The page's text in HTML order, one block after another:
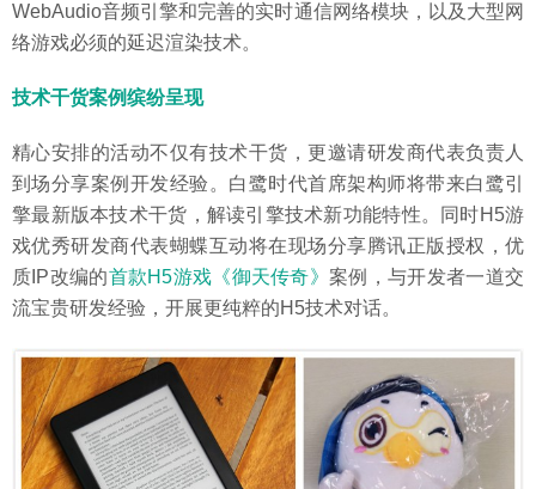
WebAudio音频引擎和完善的实时通信网络模块，以及大型网
络游戏必须的延迟渲染技术。
技术干货案例缤纷呈现
精心安排的活动不仅有技术干货，更邀请研发商代表负责人
到场分享案例开发经验。白鹭时代首席架构师将带来白鹭引
擎最新版本技术干货，解读引擎技术新功能特性。同时H5游
戏优秀研发商代表蝴蝶互动将在现场分享腾讯正版授权，优
质IP改编的首款H5游戏《御天传奇》案例，与开发者一道交
流宝贵研发经验，开展更纯粹的H5技术对话。